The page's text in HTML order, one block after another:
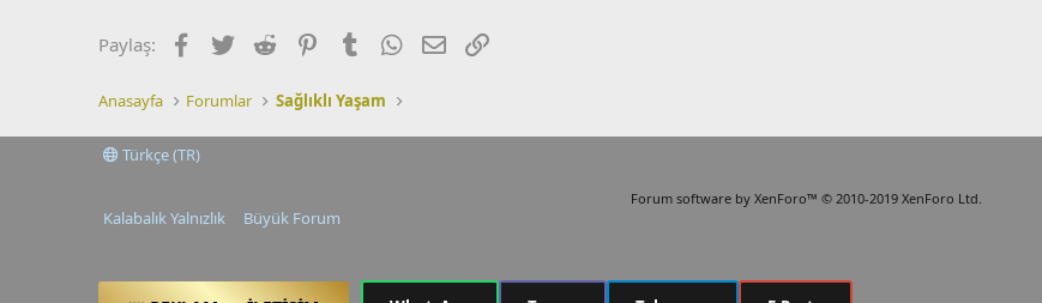
Paylaş: Facebook
TwitterReddit PinterestTumblrWhatsApp
E-postaLink
Anasayfa Forumlar Sağlıklı Yaşam
Türkçe (TR)
Forum software by XenForo™ © 2010-2019 XenForo Ltd.
Kalabalık Yalnızlık Büyük Forum